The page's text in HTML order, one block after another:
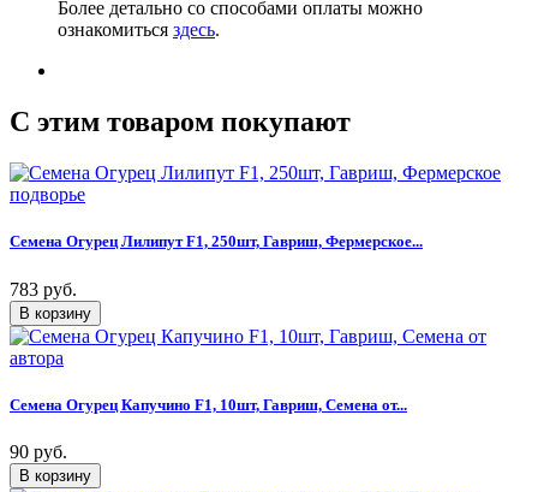
Более детально со способами оплаты можно
ознакомиться здесь.
C этим товаром покупают
Семена Огурец Лилипут F1, 250шт, Гавриш, Фермерское...
783 руб.
Семена Огурец Капучино F1, 10шт, Гавриш, Семена от...
90 руб.